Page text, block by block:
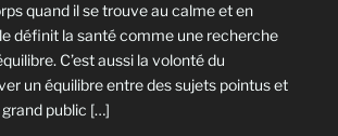
quand il se trouve au calme et en
définit la santé comme une recherche
C’est aussi la volonté du
un équilibre entre des sujets pointus et
public […]